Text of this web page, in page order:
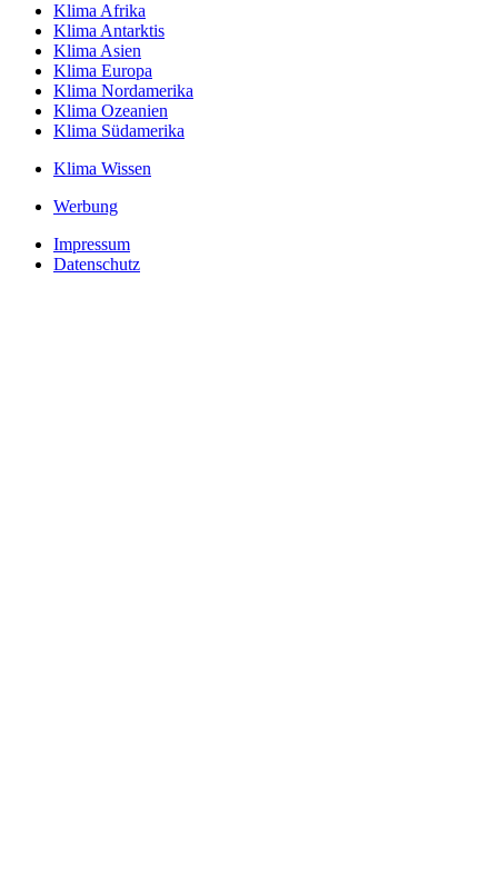
Klima Afrika
Klima Antarktis
Klima Asien
Klima Europa
Klima Nordamerika
Klima Ozeanien
Klima Südamerika
Klima Wissen
Werbung
Impressum
Datenschutz